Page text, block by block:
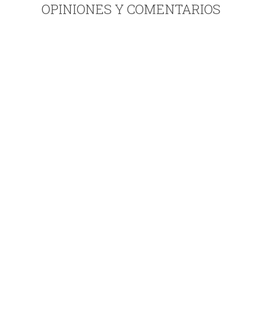
OPINIONES Y COMENTARIOS